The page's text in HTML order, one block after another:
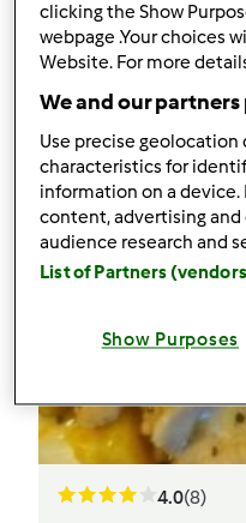
4.0(8)
clicking the Show
webpage .Your choices
Website. For more
We and our
Use precise
characteristics for
information on a device.
content, advertising
audience research and
List of Partners
Show Purposes